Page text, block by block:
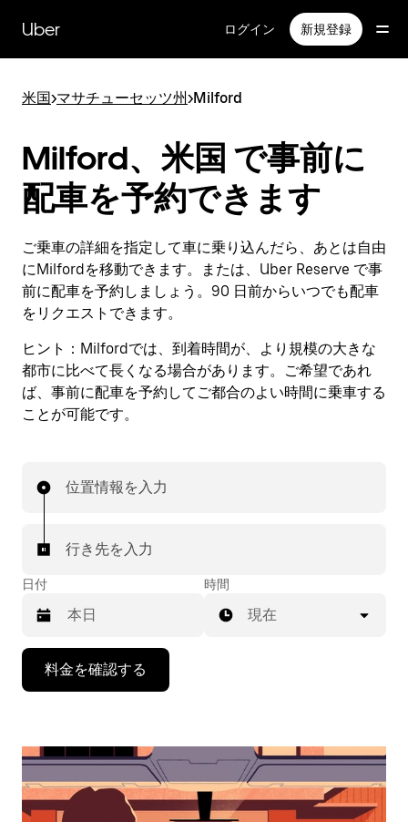
Uber ログイン 新規登録
米国>マサチューセッツ州>Milford
Milford、米国 で事前に
配車を予約できます
ご乗車の詳細を指定して車に乗り込んだら、あとは自由
にMilfordを移動できます。または、Uber Reserve で事
前に配車を予約しましょう。90 日前からいつでも配車
をリクエストできます。
ヒント： Milfordでは、到着時間が、より規模の大きな
都市に比べて長くなる場合があります。ご希望であれ
ば、事前に配車を予約してご都合のよい時間に乗車する
ことが可能です。
位置情報を入力
行き先を入力
日付
で
ン
時間
現在
料金を確認する